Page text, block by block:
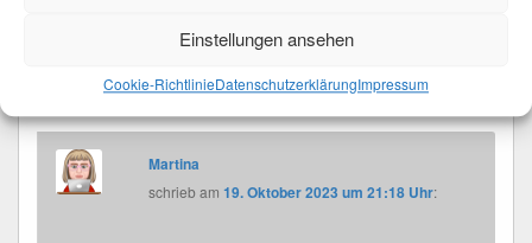
Einstellungen ansehen
Cookie-RichtlinieDatenschutzerklärungImpressum
Lieben Gruß aus Flensburg, Elvira
Martina
schriebam19. Oktober 2023 um 21:18 Uhr: